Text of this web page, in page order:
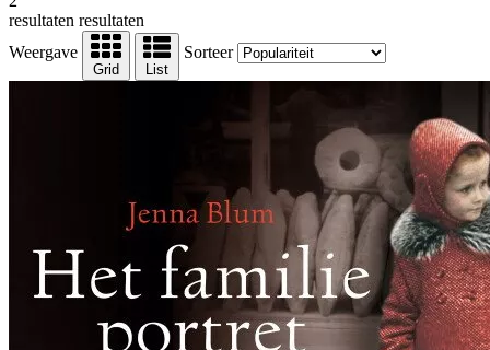
resultaten resultaten
Weergave
Grid List
Sorteer